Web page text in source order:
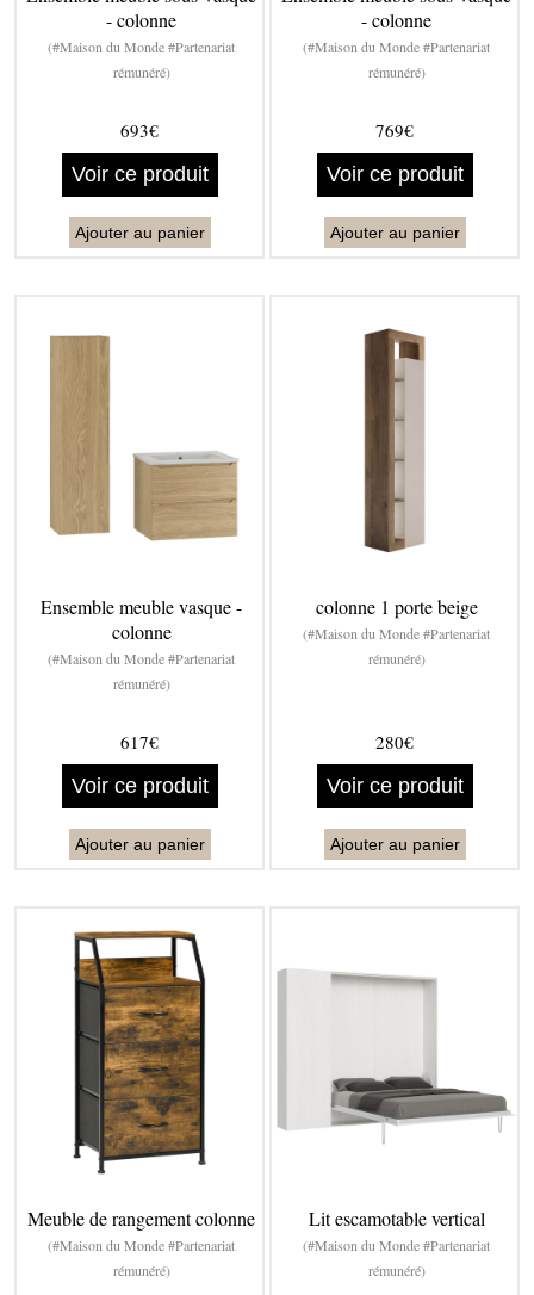
- colonne
(#Maison du Monde #Partenariat
rémunéré)
693€
Voir ce produit
Ajouter au panier
- colonne
(#Maison du Monde #Partenariat
rémunéré)
769€
Voir ce produit
Ajouter au panier
Ensemble meuble vasque -
colonne
(#Maison du Monde #Partenariat
rémunéré)
617€
Voir ce produit
Ajouter au panier
colonne 1 porte beige
(#Maison du Monde #Partenariat
rémunéré)
280€
Voir ce produit
Ajouter au panier
Meuble de rangement colonne
(#Maison du Monde #Partenariat
rémunéré)
Lit escamotable vertical
(#Maison du Monde #Partenariat
rémunéré)